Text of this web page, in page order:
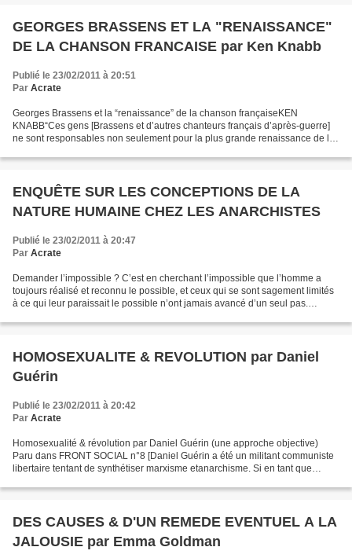
GEORGES BRASSENS ET LA "RENAISSANCE"
DE LA CHANSON FRANCAISE par Ken Knabb
Publié le 23/02/2011 à 20:51
Par Acrate
Georges Brassens et la “renaissance” de la chanson françaiseKEN
KNABB“Ces gens [Brassens et d’autres chanteurs français d’après-guerre]
ne sont responsables non seulement pour la plus grande renaissance de la
ENQUÊTE SUR LES CONCEPTIONS DE LA
NATURE HUMAINE CHEZ LES ANARCHISTES
Publié le 23/02/2011 à 20:47
Par Acrate
Demander l’impossible ? C’est en cherchant l’impossible que l’homme a
toujours réalisé et reconnu le possible, et ceux qui se sont sagement limités
à ce qui leur paraissait le possible n’ont jamais avancé d’un seul pas.
HOMOSEXUALITE & REVOLUTION par Daniel
Guérin
Publié le 23/02/2011 à 20:42
Par Acrate
Homosexualité & révolution par Daniel Guérin (une approche objective)
Paru dans FRONT SOCIAL n°8 [Daniel Guérin a été un militant communiste
libertaire tentant de synthétiser marxisme etanarchisme. Si en tant que
DES CAUSES & D'UN REMEDE EVENTUEL A LA
JALOUSIE par Emma Goldman